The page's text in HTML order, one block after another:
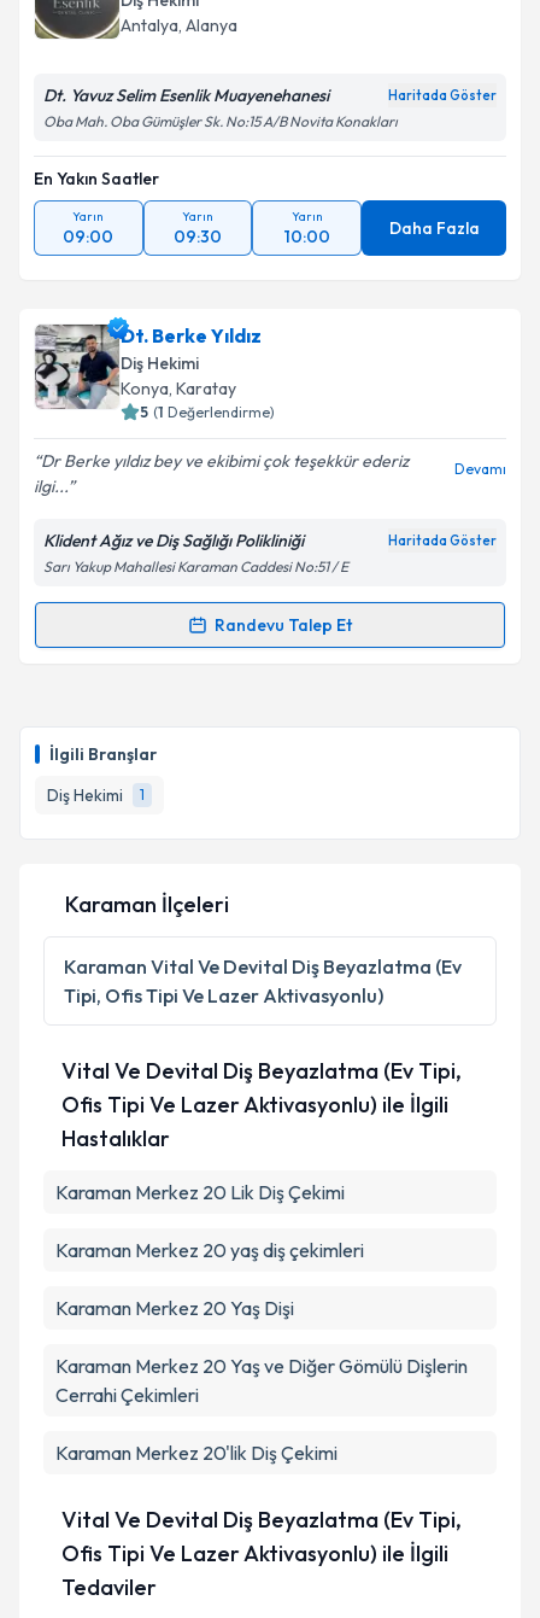
İlgili Branşlar
Diş Hekimi
1
Antalya, Alanya
Dt. Yavuz Selim Esenlik Muayenehanesi Haritada Göster
Oba Mah. Oba Gümüşler Sk. No:15 A/B Novita Konakları
En Yakın Saatler
Yarın
09:00
Yarın
09:30
Yarın
10:00 Daha Fazla
Dt. Berke Yıldız
Diş Hekimi
Konya, Karatay
5 (1 Değerlendirme)
Dr Berke yıldız bey ve ekibimi çok teşekkür ederiz
ilgi...
Devamı
Klident Ağız ve Diş Sağlığı Polikliniği Haritada Göster
Sarı Yakup Mahallesi Karaman Caddesi No:51 / E
Randevu Talep Et
Randevu Takvimi Talebi
hazırlandığında e-posta ile bilgilendireceğiz.
E-posta Adresiniz
Kişisel verilerimin işlenmesine ilişkinAydınlatma
Metni 'ni okudum ve kişisel verilerimin belirtilen
kapsamda işlenmesini kabul ediyorum.
Takvim Talebini Gönder
Karaman İlçeleri
Karaman Vital Ve Devital Diş Beyazlatma (Ev
Tipi, Ofis Tipi Ve Lazer Aktivasyonlu)
Vital Ve Devital Diş Beyazlatma (Ev Tipi,
Ofis Tipi Ve Lazer Aktivasyonlu) ile İlgili
Hastalıklar
Karaman Merkez 20 Lik Diş Çekimi
Karaman Merkez 20 yaş diş çekimleri
Karaman Merkez 20 Yaş Dişi
Karaman Merkez 20 Yaş ve Diğer Gömülü Dişlerin
Cerrahi Çekimleri
Karaman Merkez 20'lik Diş Çekimi
Vital Ve Devital Diş Beyazlatma (Ev Tipi,
Ofis Tipi Ve Lazer Aktivasyonlu) ile İlgili
Tedaviler